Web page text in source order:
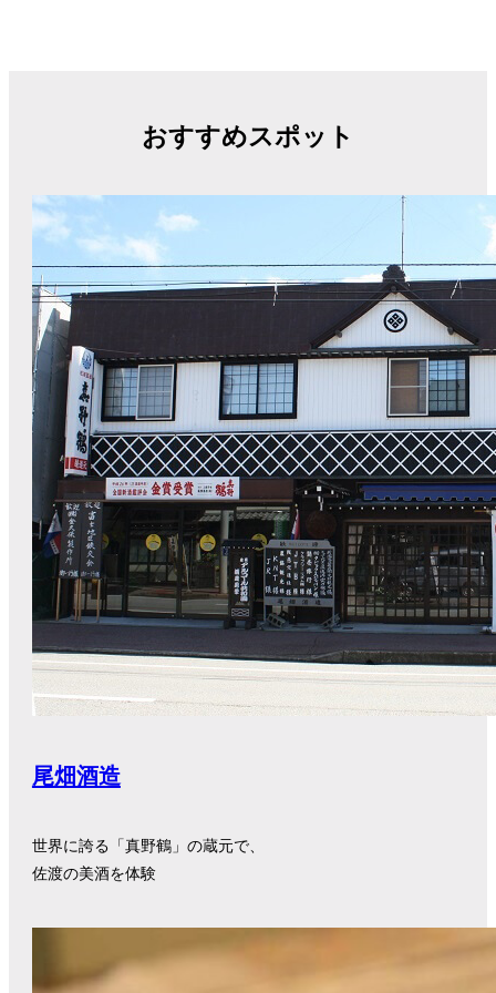
おすすめスポット
尾畑酒造
世界に誇る「真野鶴」の蔵元で、
佐渡の美酒を体験